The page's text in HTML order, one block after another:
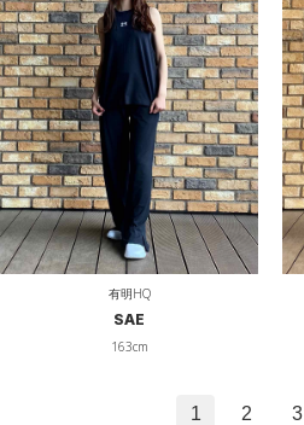
有明HQ
SAE
163cm
1 2 3